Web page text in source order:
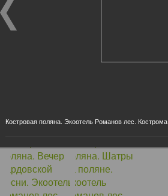
Костровая поляна. Экоотель Романов лес. Кострома.